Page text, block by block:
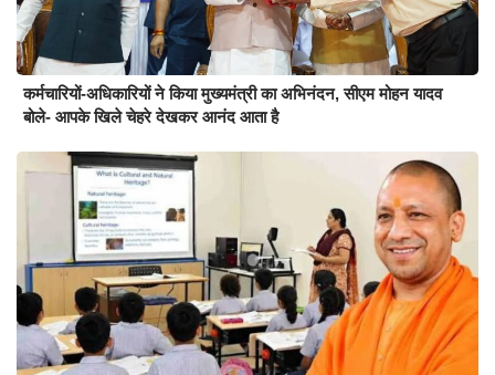
कर्मचारियों-अधिकारियों ने किया मुख्यमंत्री का अभिनंदन, सीएम मोहन यादव
बोले- आपके खिले चेहरे देखकर आनंद आता है